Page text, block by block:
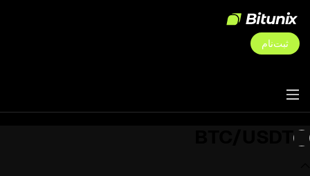
ثبت‌نام